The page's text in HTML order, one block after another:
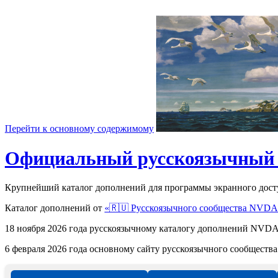
Перейти к основному содержимому
Официальный русскоязычный
Крупнейший каталог дополнений для программы экранного
Каталог дополнений от «🇷🇺 Русскоязычного сообщества
18 ноября 2026 года русскоязычному каталогу дополнений
6 февраля 2026 года основному сайту русскоязычного